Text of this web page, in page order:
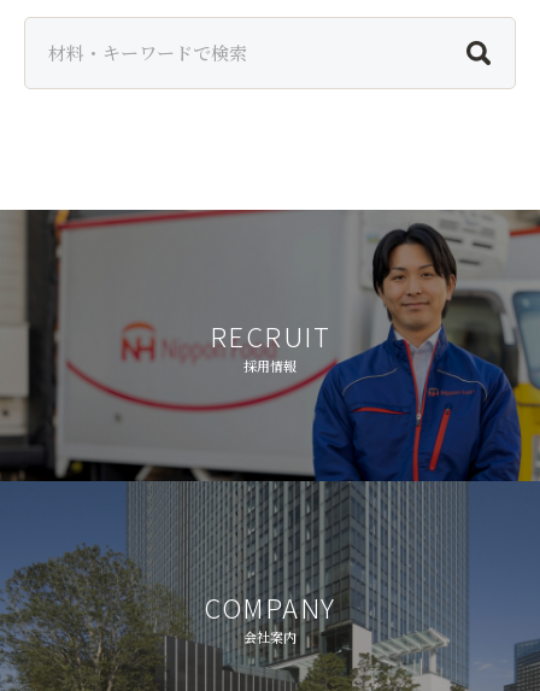
RECRUIT
採用情報
COMPANY
会社案内